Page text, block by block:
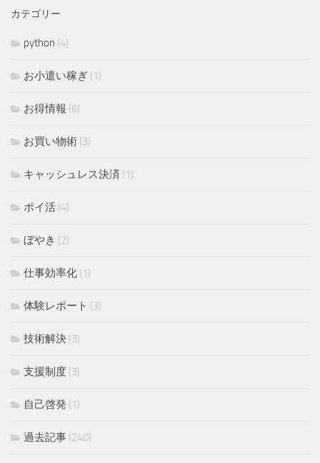
カテゴリー
python (4)
お小遣い稼ぎ (1)
お得情報 (6)
お買い物術 (3)
キャッシュレス決済 (1)
ポイ活 (4)
ぼやき (2)
仕事効率化 (1)
体験レポート (3)
技術解決 (3)
支援制度 (3)
自己啓発 (1)
過去記事 (240)